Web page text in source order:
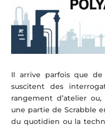
Il arrive parfois que
suscitent des
rangement d’atelier
une partie de Scrabble
du quotidien ou la